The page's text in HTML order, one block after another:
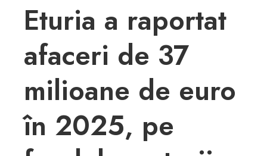
Eturia a raportat
afaceri de 37
milioane de euro
în 2025, pe